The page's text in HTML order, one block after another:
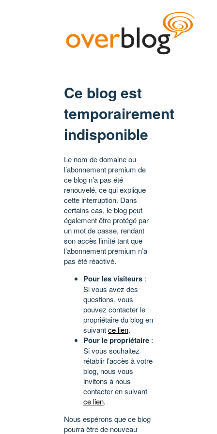
Ce blog est
temporairement
indisponible
Le nom de domaine ou
l’abonnement premium de
ce blog n’a pas été
renouvelé, ce qui explique
cette interruption. Dans
certains cas, le blog peut
également être protégé par
un mot de passe, rendant
son accès limité tant que
l’abonnement premium n’a
pas été réactivé.
Pour les visiteurs :
Si vous avez des
questions, vous
pouvez contacter le
propriétaire du blog en
suivantce lien.
Pour le propriétaire :
Si vous souhaitez
rétablir l’accès à votre
blog, nous vous
invitons à nous
contacter en suivant
ce lien.
Nous espérons que ce blog
pourra être de nouveau